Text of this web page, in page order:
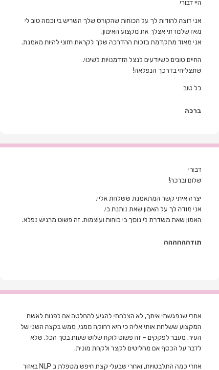
היי דבורי
אני רוצה להודות לך על הכוחות שהקורס שלך השריש בי וכמה טוב לי
מאז שלמדתי אצלך את מקצוע האימון.
אני מאוד מתקדמת בזכות ההדרכה שלך לקראת חזוני להיות מאמנת.
החיים טובים כשיודעים לנצל הזדמנויות לשינוי.
שתצליחי בדרכך הנפלאה!
כל טוב
ברכה
דבורי
שלום וברכה!
יצרה איתי קשר המתאמנת ששלחת אליי.
אני מודה לך על האמון שאת נותנת בי.
האמון שאת משדרת לי נוסך בי כוחות ועוצמות. זה פשוט מרגיש נפלא.
תודהההההה
אחרי שנפגשתי איתך, לא הצלחתי להגיע להחלטה אם לפנות לאשת
המקצוע ששלחת אותי אליה כי היא רחוקה ממני, ממש בקצה השני של
העיר. מעבר לפקקים – זה פשוט לוקח שלוש שעות בסך הכל, שלא
לדבר על הכסף אם מחליטים לקצר ולקחת מונית.
אחרי כמה התלבטויות, ואחרי שבעלי קצת חיפש מטפלת ב NLP באזור